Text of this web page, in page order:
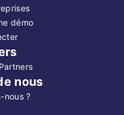
démo
nous
nous ?